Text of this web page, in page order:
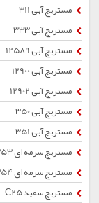
مستربچ آبی 311
مستربچ آبی 333
مستربچ آبی 12589
مستربچ آبی 12900
مستربچ آبی 12902
مستربچ آبی 350
مستربچ آبی 351
مستربچ سرمه ای 353
مستربچ سرمه ای 354
مستربچ سفید C25